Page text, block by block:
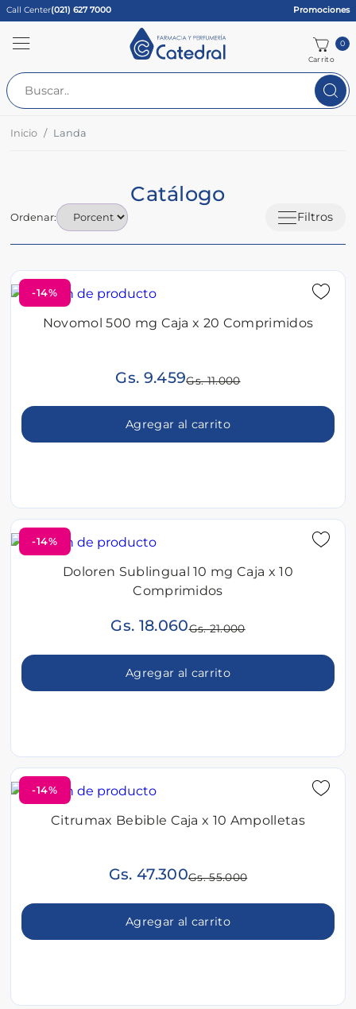
Call Center(021) 627 7000 Promociones
Carrito
0
Inicio Landa
Catálogo
Filtros
Ordenar:
-14%
Novomol 500 mg Caja x 20 Comprimidos
Gs. 9.459Gs. 11.000
Agregar al carrito
-14%
Doloren Sublingual 10 mg Caja x 10
Comprimidos
Gs. 18.060Gs. 21.000
Agregar al carrito
-14%
Citrumax Bebible Caja x 10 Ampolletas
Gs. 47.300Gs. 55.000
Agregar al carrito